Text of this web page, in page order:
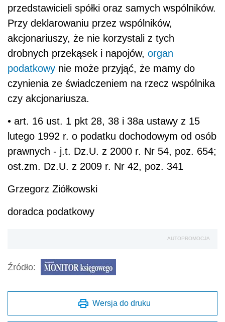
przedstawicieli spółki oraz samych wspólników.
Przy deklarowaniu przez wspólników,
akcjonariuszy, że nie korzystali z tych
drobnych przekąsek i napojów, organ
podatkowy nie może przyjąć, że mamy do
czynienia ze świadczeniem na rzecz wspólnika
czy akcjonariusza.
• art. 16 ust. 1 pkt 28, 38 i 38a ustawy z 15
lutego 1992 r. o podatku dochodowym od osób
prawnych - j.t. Dz.U. z 2000 r. Nr 54, poz. 654;
ost.zm. Dz.U. z 2009 r. Nr 42, poz. 341
Grzegorz Ziółkowski
doradca podatkowy
AUTOPROMOCJA
Źródło:
Wersja do druku